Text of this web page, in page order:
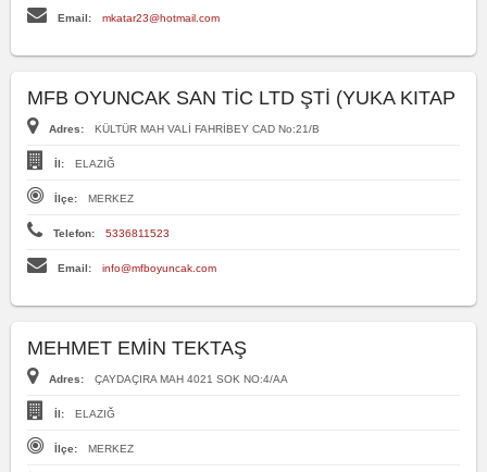
Email: mkatar23@hotmail.com
MFB OYUNCAK SAN TİC LTD ŞTİ (YUKA KITAP
Adres: KÜLTÜR MAH VALİ FAHRİBEY CAD No:21/B
İl: ELAZIĞ
İlçe: MERKEZ
Telefon: 5336811523
Email: info@mfboyuncak.com
MEHMET EMİN TEKTAŞ
Adres: ÇAYDAÇIRA MAH 4021 SOK NO:4/AA
İl: ELAZIĞ
İlçe: MERKEZ